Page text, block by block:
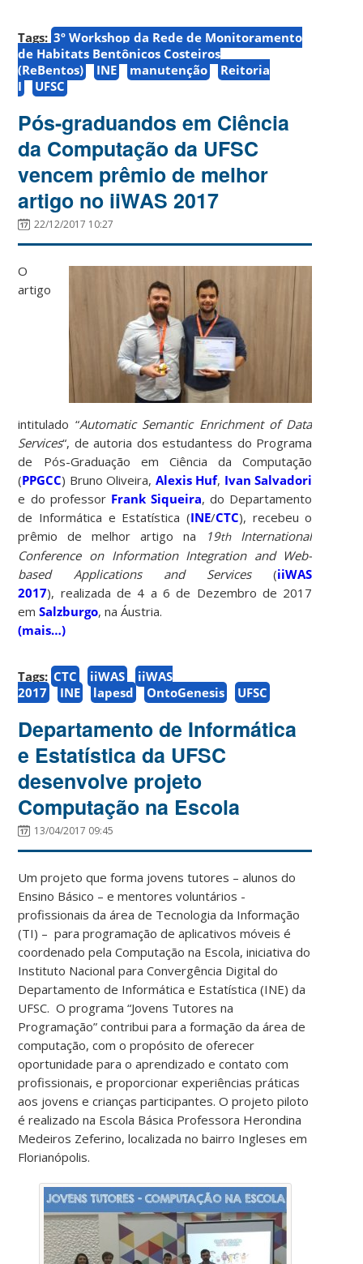
Tags: 3º Workshop da Rede de Monitoramento
de Habitats Bentônicos Costeiros
(ReBentos)
INE manutenção
Reitoria
I
UFSC
Pós-graduandos em Ciência
da Computação da UFSC
vencem prêmio de melhor
artigo no iiWAS 2017
22/12/2017 10:27
O
artigo
intitulado “Automatic Semantic Enrichment of Data
Services“, de autoria dos estudantess do Programa
de Pós-Graduação em Ciência da Computação
(PPGCC) Bruno Oliveira, Alexis Huf, Ivan Salvadori
e do professor Frank Siqueira, do Departamento
de Informática e Estatística (INE/CTC), recebeu o
prêmio de melhor artigo na
19thInternational
Conference on Information Integration and Web-
based Applications and Services(iiWAS
2017), realizada de 4 a 6 de Dezembro de 2017
emSalzburgo, na Áustria.
(mais…)
Tags: CTC iiWAS
iiWAS
2017
INE lapesd OntoGenesis UFSC
Departamento de Informática
e Estatística da UFSC
desenvolve projeto
Computação na Escola
13/04/2017 09:45
Um projeto que forma jovens tutores – alunos do
Ensino Básico – e mentores voluntários -
profissionais da área de Tecnologia da Informação
(TI) – para programação de aplicativos móveis é
coordenado pela Computação na Escola, iniciativa do
Instituto Nacional para Convergência Digital do
Departamento de Informática e Estatística (INE) da
UFSC. O programa “Jovens Tutores na
Programação” contribui para a formação da área de
computação, com o propósito de oferecer
oportunidade para o aprendizado e contato com
profissionais, e proporcionar experiências práticas
aos jovens e crianças participantes. O projeto piloto
é realizado na Escola Básica Professora Herondina
Medeiros Zeferino, localizada no bairro Ingleses em
Florianópolis.